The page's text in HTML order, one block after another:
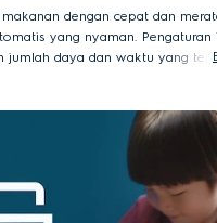
dengan cepat dan
yang nyaman.
jumlah daya dan waktu yang